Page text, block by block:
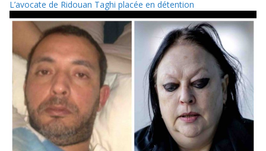
L’avocate de Ridouan Taghi placée en détention